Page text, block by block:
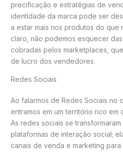
precificação e estratégias de
identidade da marca pode ser
a estar mais nos produtos do que
claro, não podemos esquecer
cobradas pelos marketplaces,
de lucro dos vendedores.
Redes Sociais
Ao falarmos de Redes Sociais no
entramos em um território rico
As redes sociais se
plataformas de interação social;
canais de venda e marketing